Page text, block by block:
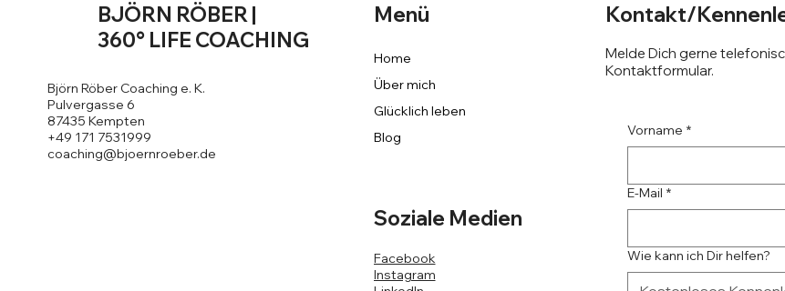
Björn Röber Coaching e. K.
Pulvergasse 6
87435 Kempten
+49 171 7531999
coaching@bjoernroeber.de
BJÖRN RÖBER |
360° LIFE COACHING
Facebook
Instagram
Soziale Medien
Home
Über mich
Glücklich leben
Blog
Menü
Vorname *
E-Mail *
Wie kann ich Dir helfen?
Kontakt/
Melde Dich gerne
Kontaktformular.